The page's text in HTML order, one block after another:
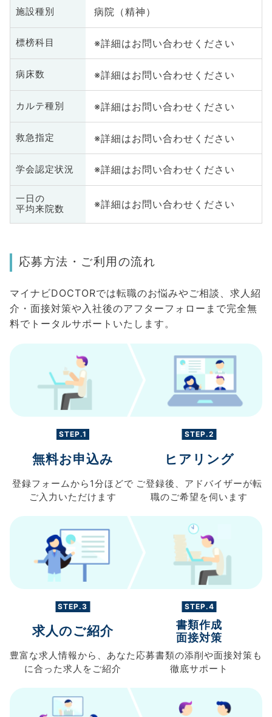
施設種別 病院（精神）
標榜科目 ※詳細はお問い合わせください
病床数 ※詳細はお問い合わせください
カルテ種別 ※詳細はお問い合わせください
救急指定 ※詳細はお問い合わせください
学会認定状況 ※詳細はお問い合わせください
一日の
平均来院数
※詳細はお問い合わせください
応募方法・ご利用の流れ
マイナビDOCTORでは転職のお悩みやご相談、求人紹
介・面接対策や入社後のアフターフォローまで完全無
料でトータルサポートいたします。
STEP.1
無料お申込み
登録フォームから 1分ほどで
ご入力 いただけます
STEP.2
ヒアリング
ご登録後、 アドバイザーが転
職のご希望を伺います
STEP.3
求人のご紹介
豊富な求人情報から、 あなた
に合った求人を ご紹介
STEP.4
書類作成
面接対策
応募書類の添削や面接対策も
徹底サポート